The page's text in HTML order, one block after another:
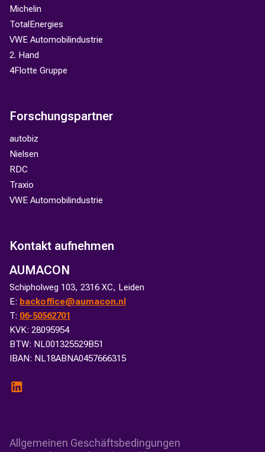
Michelin
TotalEnergies
VWE Automobilindustrie
2. Hand
4Flotte Gruppe
Forschungspartner
autobiz
Nielsen
RDC
Traxio
VWE Automobilindustrie
Kontakt aufnehmen
AUMACON
Schipholweg 103, 2316 XC, Leiden
E: backoffice@aumacon.nl
T: 06-50562701
KVK: 28095954
BTW: NL001325529B51
IBAN: NL18ABNA0457666315
Allgemeinen Geschäftsbedingungen